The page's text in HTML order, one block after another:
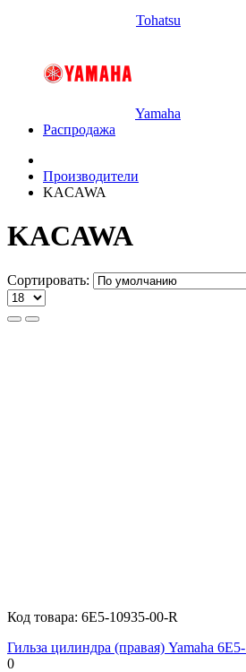
Tohatsu
Yamaha
Распродажа
Производители
KACAWA
KACAWA
Сортировать:
Код товара: 6E5-10935-00-R
Гильза цилиндра (правая) Yamaha
0